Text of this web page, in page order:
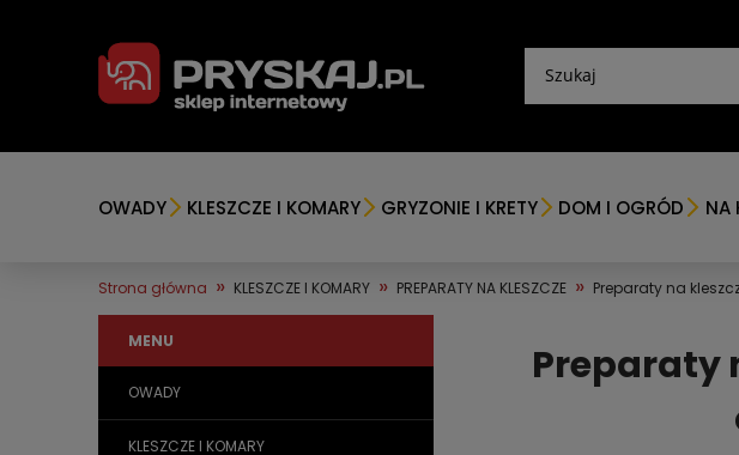
OWADY KLESZCZE I KOMARY GRYZONIE I KRETY DOM I OGRÓD NA
Strona główna » KLESZCZE I KOMARY » PREPARATY NA KLESZCZE » Preparaty na
MENU
OWADY
KLESZCZE I KOMARY
Preparaty